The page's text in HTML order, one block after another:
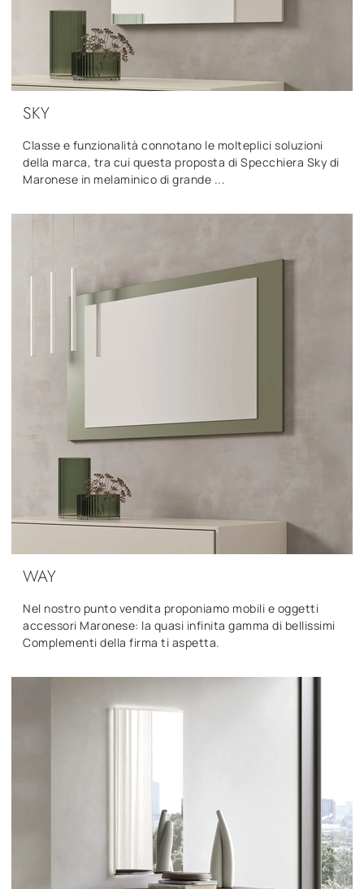
SKY
Classe e funzionalità connotano le molteplici soluzioni
della marca, tra cui questa proposta di Specchiera Sky di
Maronese in melaminico di grande ...
WAY
Nel nostro punto vendita proponiamo mobili e oggetti
accessori Maronese: la quasi infinita gamma di bellissimi
Complementi della firma ti aspetta.